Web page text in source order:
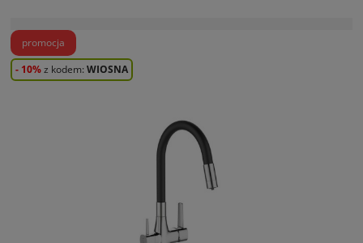
promocja
- 10%z kodem: WIOSNA